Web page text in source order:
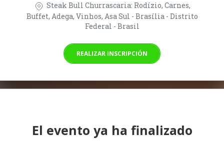
Steak Bull Churrascaria: Rodízio, Carnes,
Buffet, Adega, Vinhos, Asa Sul - Brasília - Distrito
Federal - Brasil
REALIZAR INSCRIPCIÓN
El evento ya ha finalizado